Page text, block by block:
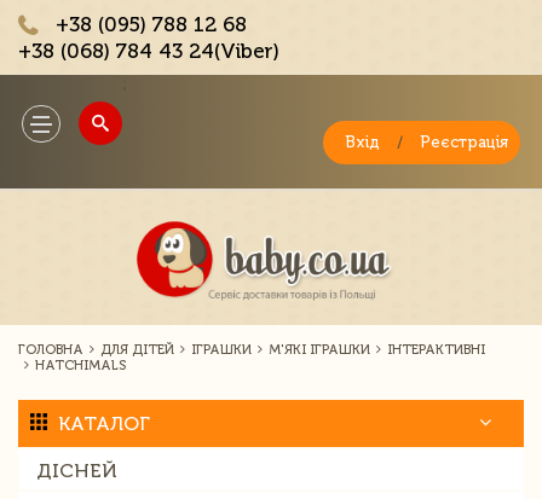
+38 (095) 788 12 68
+38 (068) 784 43 24(Viber)
Toggle
navigation
Вхід / Реєстрація
ГОЛОВНА ДЛЯ ДІТЕЙ ІГРАШКИ М'ЯКІ ІГРАШКИ
ІНТЕРАКТИВНІ
HATCHIMALS
КАТАЛОГ
ДІСНЕЙ